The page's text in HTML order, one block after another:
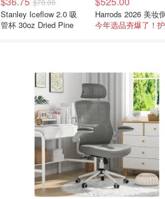
$70.00
Stanley Iceflow 2.0 吸
管杯 30oz Dried Pine